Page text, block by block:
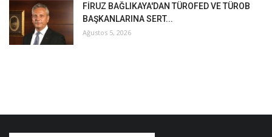
FİRUZ BAĞLIKAYA'DAN TÜROFED VE TÜROB
BAŞKANLARINA SERT...
Ağustos 5, 2026